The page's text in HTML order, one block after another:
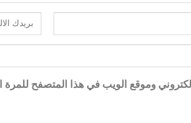
وموقع الويب في هذا المتصفح للمرة